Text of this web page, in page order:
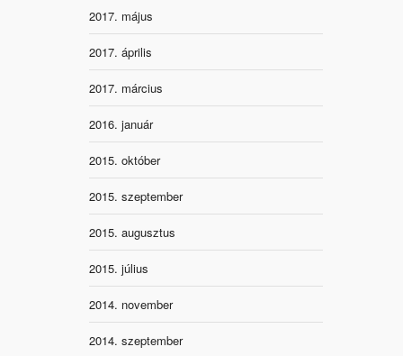
2017. május
2017. április
2017. március
2016. január
2015. október
2015. szeptember
2015. augusztus
2015. július
2014. november
2014. szeptember